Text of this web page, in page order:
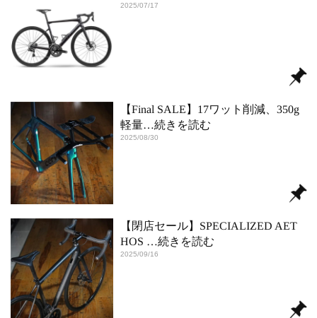
2025/07/17
【Final SALE】17ワット削減、350g
軽量…続きを読む
2025/08/30
【閉店セール】SPECIALIZED AET
HOS …続きを読む
2025/09/16